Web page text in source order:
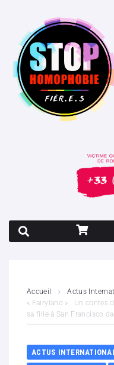
Contenus litigieux
Nous soutenir
Accueil
Actus
« Fairyland » : Un contes
sa fille à San Francisco
ACTUS